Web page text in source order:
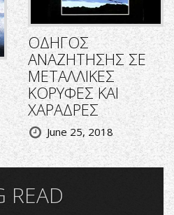
ΟΔΗΓΟΣ
ΑΝΑΖΗΤΗΣΗΣ ΣΕ
ΜΕΤΑΛΛΙΚΕΣ
ΚΟΡΥΦΕΣ ΚΑΙ
ΧΑΡΑΔΡΕΣ
June 25, 2018
READ